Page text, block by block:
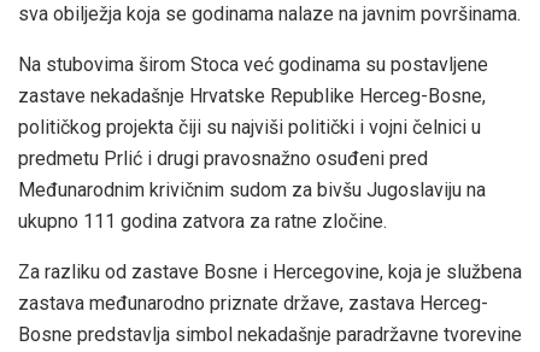
sva obilježja koja se godinama nalaze na javnim površinama.
Na stubovima širom Stoca već godinama su postavljene
zastave nekadašnje Hrvatske Republike Herceg-Bosne,
političkog projekta čiji su najviši politički i vojni čelnici u
predmetu Prlić i drugi pravosnažno osuđeni pred
Međunarodnim krivičnim sudom za bivšu Jugoslaviju na
ukupno 111 godina zatvora za ratne zločine.
Za razliku od zastave Bosne i Hercegovine, koja je službena
zastava međunarodno priznate države, zastava Herceg-
Bosne predstavlja simbol nekadašnje paradržavne tvorevine